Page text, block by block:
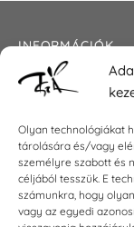
Olyan technológiákat
tárolására és/vagy
személyre szabott és
céljából tesszük. E
számunkra, hogy
vagy az egyedi
INFORMÁCIÓK
Általános
Impresszum
KAPCSOLAT